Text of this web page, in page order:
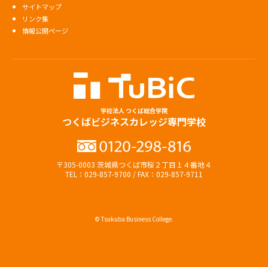
サイトマップ
リンク集
情報公開ページ
学校法人 つくば総合学院
つくばビジネスカレッジ専門学校
〒305-0003 茨城県つくば市桜２丁目１４番地４
TEL：029-857-9700 / FAX：029-857-9711
© Tsukuba Business College.